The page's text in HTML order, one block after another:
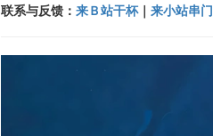
联系与反馈： 来Ｂ站干杯｜ 来小站串门